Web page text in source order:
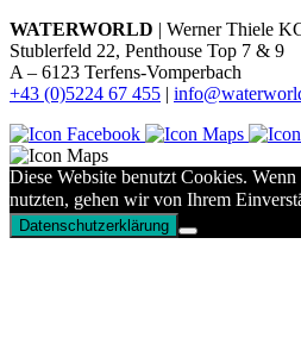
WATERWORLD | Werner Thiele
Stublerfeld 22, Penthouse Top 7 & 9
A – 6123 Terfens-Vomperbach
+43 (0)5224 67 455 |
Diese Website benutzt Cookies.
nutzten, gehen wir von Ihrem
Datenschutzerklärung